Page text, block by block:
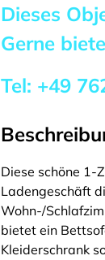
Dieses
Gerne
Tel: +49
Diese schöne 1-
Ladengeschäft
Wohn-/
bietet ein
Kleiderschrank